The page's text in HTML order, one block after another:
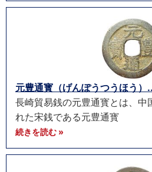
元豊通寳（げんぽうつうほう）
長崎貿易銭の元豊通寳とは、中
れた宋銭である元豊通寳
続きを読む »